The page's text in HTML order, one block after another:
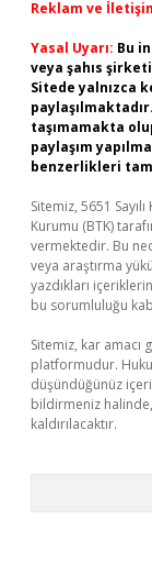
Reklam ve
Yasal Uyarı: Bu
veya şahıs
Sitede yalnızca
taşımamakta
paylaşım
benzerlikleri
Sitemiz, 5651
Kurumu (BTK)
vermektedir. Bu
veya araştırma
yazdıkları
bu sorumluluğu
Sitemiz, kar amacı
platformudur.
düşündüğünüz
bildirmeniz
kaldırılacaktır.